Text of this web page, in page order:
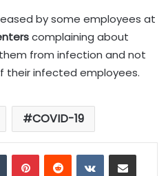
by some employees at
complaining about
from infection and not
their infected employees.
COVID-19
TumblrPinterestReddit VKontakteShare via Email